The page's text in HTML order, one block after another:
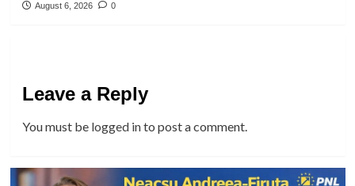
August 6, 2026 0
Leave a Reply
You must be logged into post a comment.